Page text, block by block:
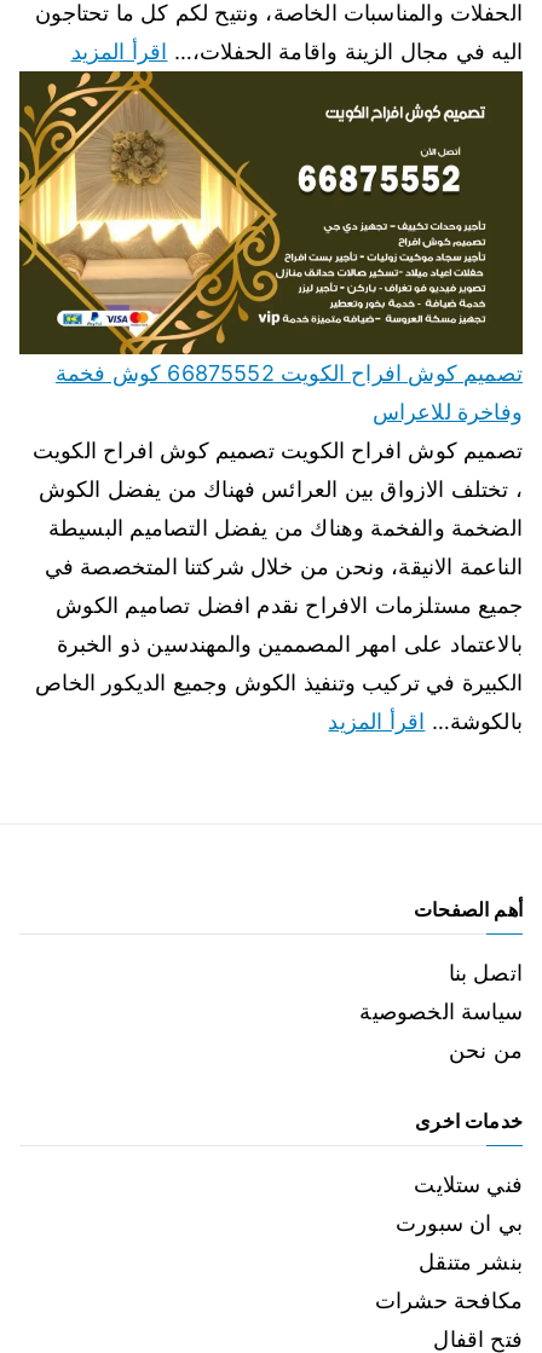
الحفلات والمناسبات الخاصة، ونتيح لكم كل ما تحتاجون
اليه في مجال الزينة واقامة الحفلات،… اقرأ المزيد
تصميم كوش افراح الكويت 66875552 كوش فخمة
وفاخرة للاعراس
تصميم كوش افراح الكويت تصميم كوش افراح الكويت
، تختلف الازواق بين العرائس فهناك من يفضل الكوش
الضخمة والفخمة وهناك من يفضل التصاميم البسيطة
الناعمة الانيقة، ونحن من خلال شركتنا المتخصصة في
جميع مستلزمات الافراح نقدم افضل تصاميم الكوش
بالاعتماد على امهر المصممين والمهندسين ذو الخبرة
الكبيرة في تركيب وتنفيذ الكوش وجميع الديكور الخاص
بالكوشة… اقرأ المزيد
أهم الصفحات
اتصل بنا
سياسة الخصوصية
من نحن
خدمات اخرى
فني ستلايت
بي ان سبورت
بنشر متنقل
مكافحة حشرات
فتح اقفال